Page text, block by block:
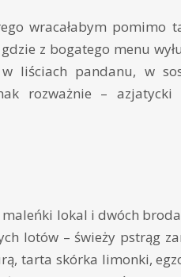
wracałabym pomimo
z bogatego menu
liściach pandanu, w
rozważnie –
lokal i dwóch
lotów – świeży pstrąg
tarta skórka limonki,